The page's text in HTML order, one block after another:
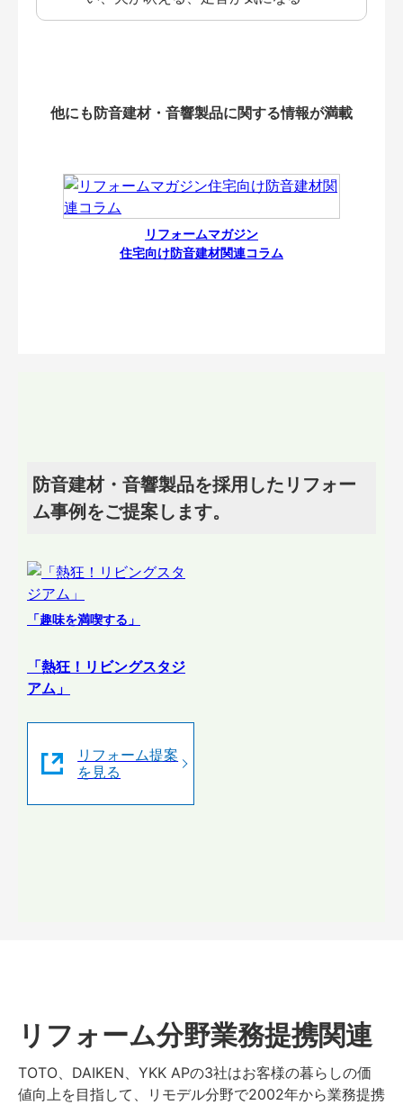
他にも防音建材・音響製品に関する情報が満載
リフォームマガジン
住宅向け防音建材関連コラム
防音建材・音響製品を採用したリフォー
ム事例をご提案します。
「趣味を満喫する」
「熱狂！リビングスタジ
アム」
リフォーム提案
を見る
リフォーム分野業務提携関連
TOTO、DAIKEN、YKK APの3社はお客様の暮らしの価
値向上を目指して、リモデル分野で2002年から業務提携